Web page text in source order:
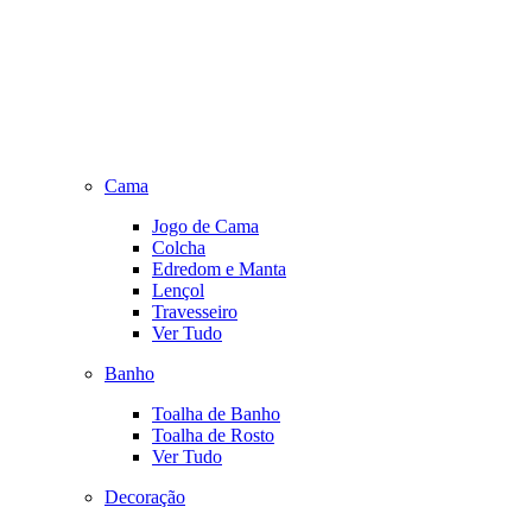
Cama
Jogo de Cama
Colcha
Edredom e Manta
Lençol
Travesseiro
Ver Tudo
Banho
Toalha de Banho
Toalha de Rosto
Ver Tudo
Decoração